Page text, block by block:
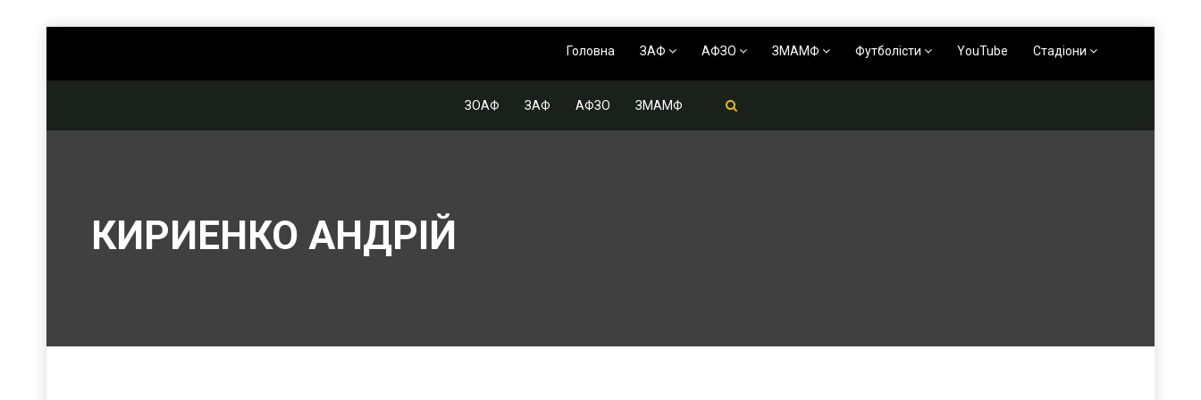
Головна ЗАФ АФЗО ЗМАМФ Футболісти YouTube Стадіони
ЗОАФ ЗАФ АФЗО ЗМАМФ
КИРИЕНКО АНДРІЙ